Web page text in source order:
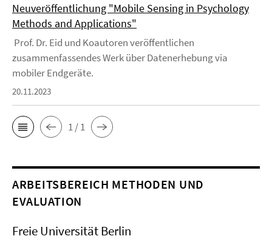
Neuveröffentlichung "Mobile Sensing in Psychology
Methods and Applications"
Prof. Dr. Eid und Koautoren veröffentlichen
zusammenfassendes Werk über Datenerhebung via
mobiler Endgeräte.
20.11.2023
1 / 1
ARBEITSBEREICH METHODEN UND
EVALUATION
Freie Universität Berlin